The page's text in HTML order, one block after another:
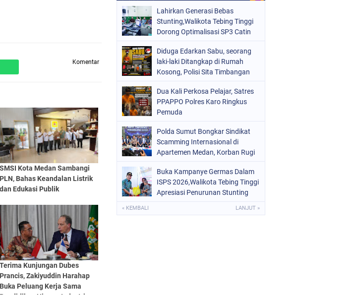
Komentar
SMSI Kota Medan Sambangi
PLN, Bahas Keandalan Listrik
dan Edukasi Publik
Terima Kunjungan Dubes
Prancis, Zakiyuddin Harahap
Buka Peluang Kerja Sama
Pendidikan Hingga Industri
Lahirkan Generasi Bebas
Stunting,Walikota Tebing Tinggi
Dorong Optimalisasi SP3 Catin
Diduga Edarkan Sabu, seorang
laki-laki Ditangkap di Rumah
Kosong, Polisi Sita Timbangan
Dua Kali Perkosa Pelajar, Satres
PPAPPO Polres Karo Ringkus
Pemuda
Polda Sumut Bongkar Sindikat
Scamming Internasional di
Apartemen Medan, Korban Rugi
Buka Kampanye Germas Dalam
ISPS 2026,Walikota Tebing Tinggi
Apresiasi Penurunan Stunting
« KEMBALI LANJUT »